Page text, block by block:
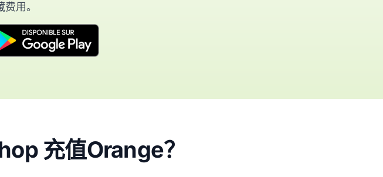
用。
充值Orange？